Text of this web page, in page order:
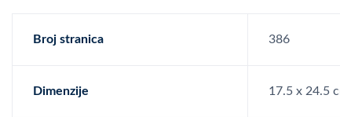
Broj stranica 386
Dimenzije 17.5 x 24.5